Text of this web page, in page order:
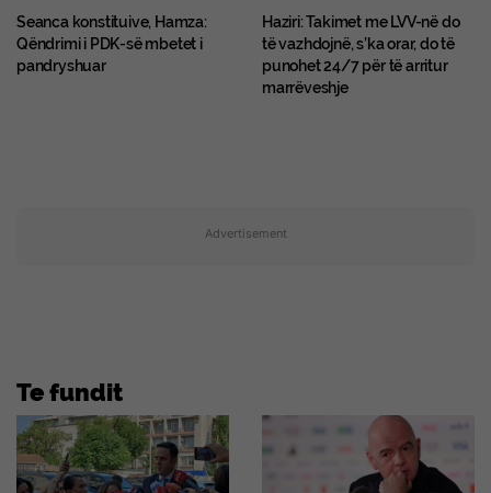
Seanca konstituive, Hamza:
Qëndrimi i PDK-së mbetet i
pandryshuar
Haziri: Takimet me LVV-në do
të vazhdojnë, s’ka orar, do të
punohet 24/7 për të arritur
marrëveshje
Advertisement
Te fundit